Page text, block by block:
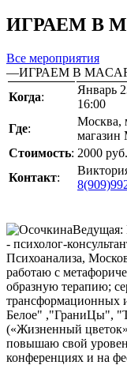
ИГРАЕМ В
Все мероприятия
—ИГРАЕМ В
Когда:
Январь
16:00
Где:
Москва,
магазин
Стоимость: 2000 руб.
Контакт:
Ведущая:
- психолог-
Психоанализа,
работаю с
образную терапию;
трансформационных
Белое" ,"ГраниЦы",
(«Жизненный
повышаю свой
конференциях и на